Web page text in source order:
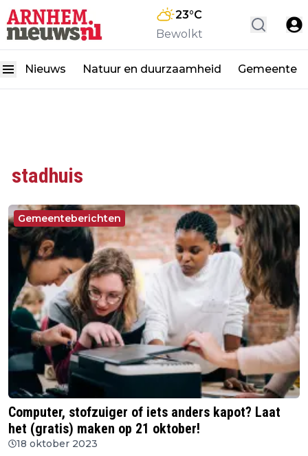
23°C
Bewolkt
Nieuws Natuur en duurzaamheid Gemeente
stadhuis
Gemeenteberichten
Computer, stofzuiger of iets anders kapot? Laat
het (gratis) maken op 21 oktober!
18 oktober 2023